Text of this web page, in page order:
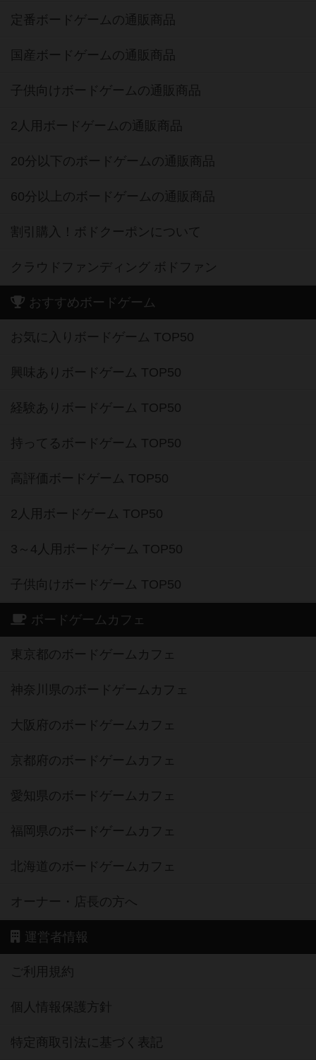
定番ボードゲームの通販商品
国産ボードゲームの通販商品
子供向けボードゲームの通販商品
2人用ボードゲームの通販商品
20分以下のボードゲームの通販商品
60分以上のボードゲームの通販商品
割引購入！ボドクーポンについて
クラウドファンディング ボドファン
おすすめボードゲーム
お気に入りボードゲーム TOP50
興味ありボードゲーム TOP50
経験ありボードゲーム TOP50
持ってるボードゲーム TOP50
高評価ボードゲーム TOP50
2人用ボードゲーム TOP50
3～4人用ボードゲーム TOP50
子供向けボードゲーム TOP50
ボードゲームカフェ
東京都のボードゲームカフェ
神奈川県のボードゲームカフェ
大阪府のボードゲームカフェ
京都府のボードゲームカフェ
愛知県のボードゲームカフェ
福岡県のボードゲームカフェ
北海道のボードゲームカフェ
オーナー・店長の方へ
運営者情報
ご利用規約
個人情報保護方針
特定商取引法に基づく表記